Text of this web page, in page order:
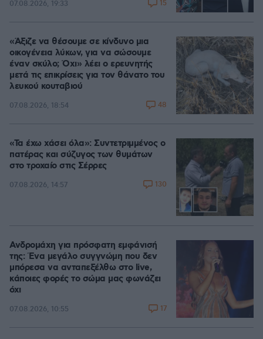
07.08.2026, 19:33 15
«Άξιζε να θέσουμε σε κίνδυνο μια
οικογένεια λύκων, για να σώσουμε
έναν σκύλο; Όχι» λέει ο ερευνητής
μετά τις επικρίσεις για τον θάνατο του
λευκού κουταβιού
07.08.2026, 18:54 48
«Τα έχω χάσει όλα»: Συντετριμμένος ο
πατέρας και σύζυγος των θυμάτων
στο τροχαίο στις Σέρρες
07.08.2026, 14:57 130
Ανδρομάχη για πρόσφατη εμφάνισή
της: Ένα μεγάλο συγγνώμη που δεν
μπόρεσα να ανταπεξέλθω στο live,
κάποιες φορές το σώμα μας φωνάζει
όχι
07.08.2026, 10:55 17